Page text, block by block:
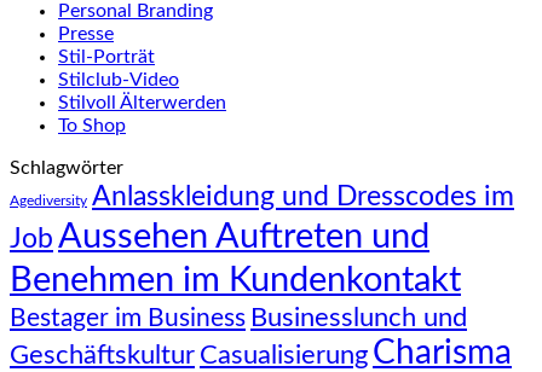
Personal Branding
Presse
Stil-Porträt
Stilclub-Video
Stilvoll Älterwerden
To Shop
Schlagwörter
Agediversity Anlasskleidung und Dresscodes im
Job Aussehen Auftreten und
Benehmen im Kundenkontakt
Bestager im Business Businesslunch und
Geschäftskultur Casualisierung Charisma